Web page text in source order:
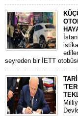
seyreden bir İETT